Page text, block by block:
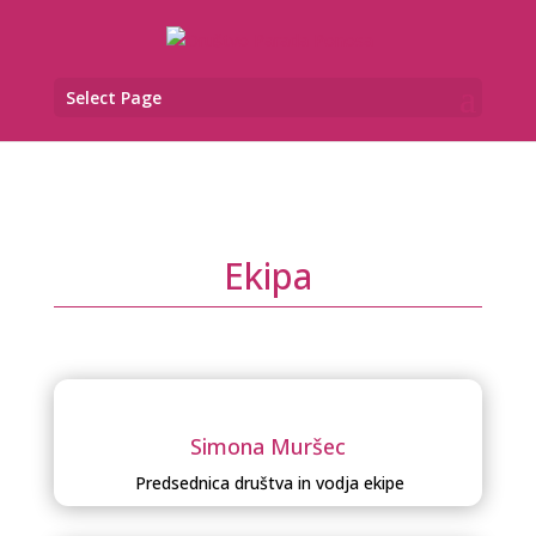
Select Page
Ekipa
Simona Muršec
Predsednica društva invodja ekipe